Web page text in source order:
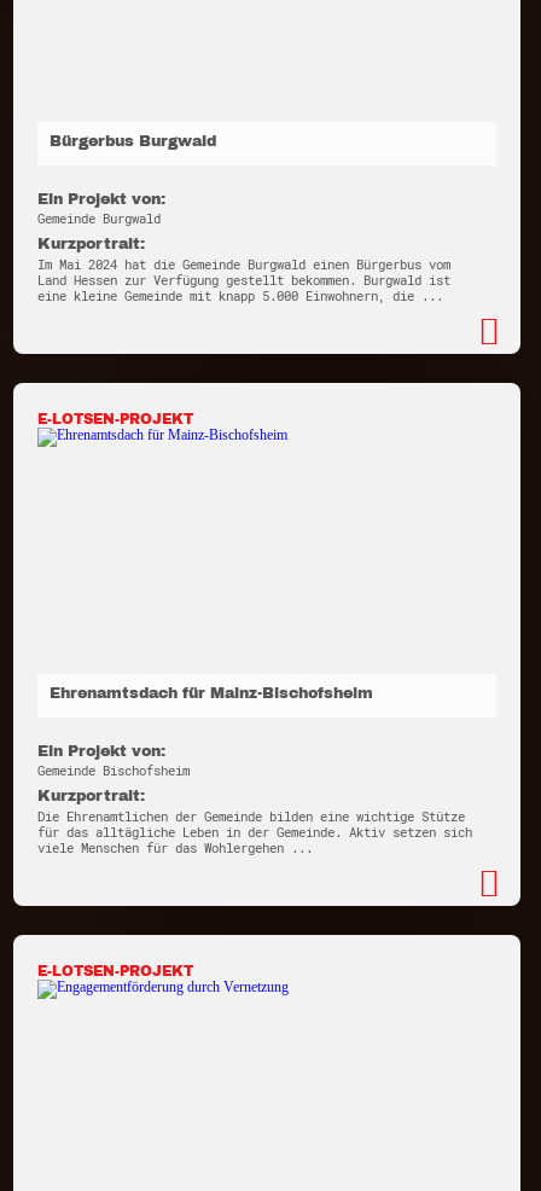
Bürgerbus Burgwald
Ein Projekt von:
Gemeinde Burgwald
Kurzportrait:
Im Mai 2024 hat die Gemeinde Burgwald einen Bürgerbus vom
Land Hessen zur Verfügung gestellt bekommen. Burgwald ist
eine kleine Gemeinde mit knapp 5.000 Einwohnern, die ...
E-LOTSEN-PROJEKT
Ehrenamtsdach für Mainz-Bischofsheim
Ein Projekt von:
Gemeinde Bischofsheim
Kurzportrait:
Die Ehrenamtlichen der Gemeinde bilden eine wichtige Stütze
für das alltägliche Leben in der Gemeinde. Aktiv setzen sich
viele Menschen für das Wohlergehen ...
E-LOTSEN-PROJEKT